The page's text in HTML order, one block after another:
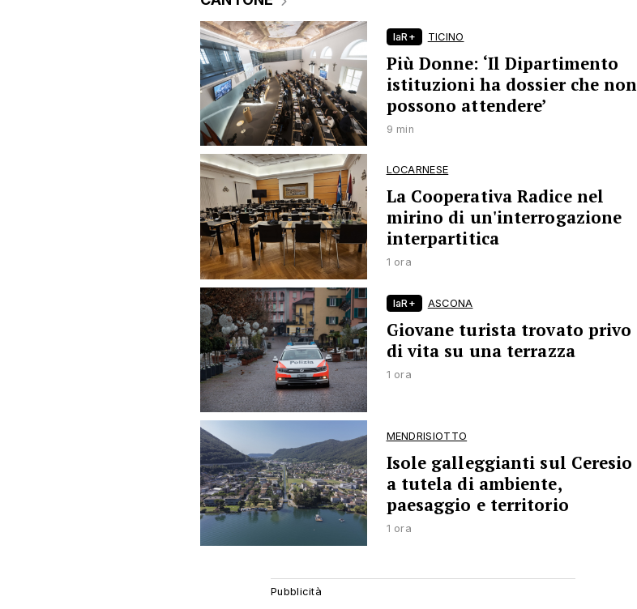
laR+ TICINO
Più Donne: ‘Il Dipartimento
istituzioni ha dossier che non
possono attendere’
9 min
LOCARNESE
La Cooperativa Radice nel
mirino di un'interrogazione
interpartitica
1 ora
laR+ ASCONA
Giovane turista trovato privo
di vita su una terrazza
1 ora
MENDRISIOTTO
Isole galleggianti sul Ceresio
a tutela di ambiente,
paesaggio e territorio
1 ora